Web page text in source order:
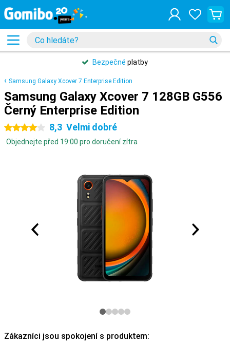
Bezpečné platby
Samsung Galaxy Xcover 7 Enterprise Edition
Samsung Galaxy Xcover 7 128GB G556
Černý Enterprise Edition
4 hvězdičky 8,3 Velmi dobré
Objednejte před 19:00 pro doručení zítra
Zákazníci jsou spokojení s produktem: